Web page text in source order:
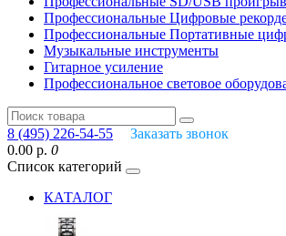
Профессиональные Цифровые
Профессиональные Портативные
Музыкальные инструменты
Гитарное усиление
Профессиональное световое
8 (495) 226-54-55
Заказать звонок
0.00 р. 0
Список категорий
КАТАЛОГ